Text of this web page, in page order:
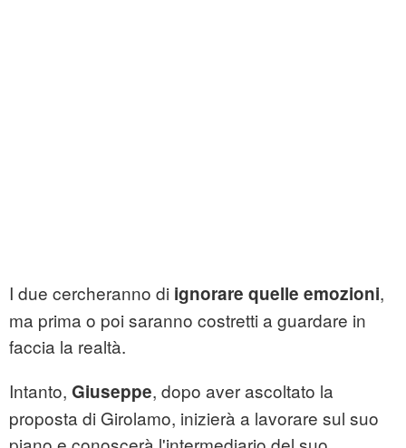
I due cercheranno di ignorare quelle emozioni,
ma prima o poi saranno costretti a guardare in
faccia la realtà.
Intanto, Giuseppe, dopo aver ascoltato la
proposta di Girolamo, inizierà a lavorare sul suo